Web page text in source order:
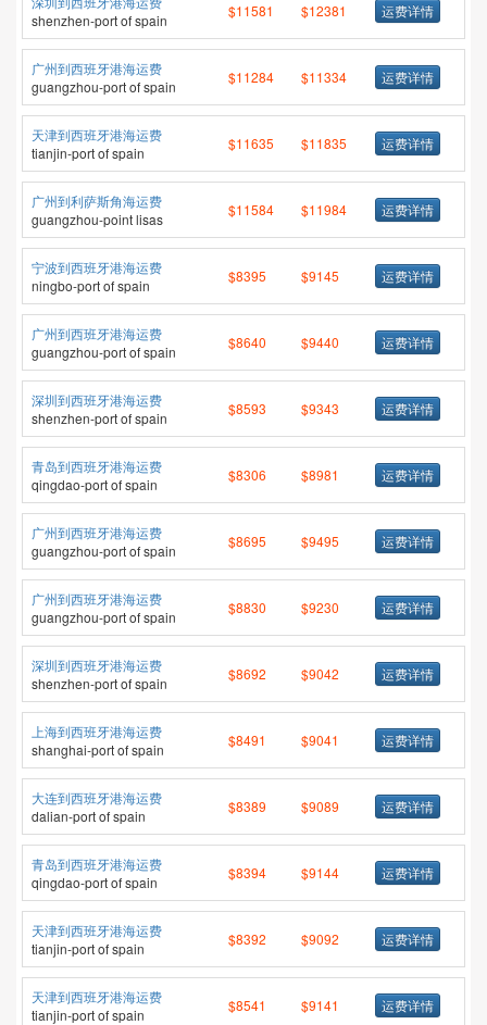
shenzhen-port of spain
$11581 $12381 运费详情
广州到西班牙港海运费
guangzhou-port of spain
$11284 $11334 运费详情
天津到西班牙港海运费
tianjin-port of spain
$11635 $11835 运费详情
广州到利萨斯角海运费
guangzhou-point lisas
$11584 $11984 运费详情
宁波到西班牙港海运费
ningbo-port of spain
$8395 $9145 运费详情
广州到西班牙港海运费
guangzhou-port of spain
$8640 $9440 运费详情
深圳到西班牙港海运费
shenzhen-port of spain
$8593 $9343 运费详情
青岛到西班牙港海运费
qingdao-port of spain
$8306 $8981 运费详情
广州到西班牙港海运费
guangzhou-port of spain
$8695 $9495 运费详情
广州到西班牙港海运费
guangzhou-port of spain
$8830 $9230 运费详情
深圳到西班牙港海运费
shenzhen-port of spain
$8692 $9042 运费详情
上海到西班牙港海运费
shanghai-port of spain
$8491 $9041 运费详情
大连到西班牙港海运费
dalian-port of spain
$8389 $9089 运费详情
青岛到西班牙港海运费
qingdao-port of spain
$8394 $9144 运费详情
天津到西班牙港海运费
tianjin-port of spain
$8392 $9092 运费详情
天津到西班牙港海运费
tianjin-port of spain
$8541 $9141 运费详情